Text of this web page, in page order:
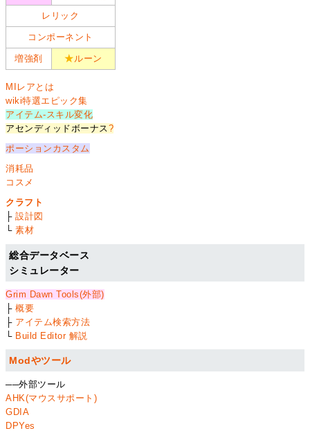
レリック
コンポーネント
増強剤 ★ ルーン
MIレアとは
wiki特選エピック集
アイテム-スキル変化
アセンディッドボーナス?
ポーションカスタム
消耗品
コスメ
クラフト
├設計図
└素材
総合データベース
シミュレーター
Grim Dawn Tools(外部)
├概要
├ アイテム検索方法
└ Build Editor 解説
Modやツール
──外部ツール
AHK(マウスサポート)
GDIA
DPYes